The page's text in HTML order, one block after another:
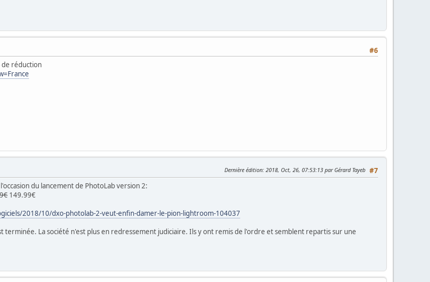
#6
de réduction
#7
Dernière édition: 2018, Oct, 26, 07:53:13 par Gérard Tayeb
du lancement de PhotoLab version 2:
149.99€
2018/10/dxo-photolab-2-veut-enfin-damer-le-pion-lightroom-104037
terminée. La société n'est plus en redressement judiciaire. Ils y ont remis de l'ordre et semblent repartis sur une